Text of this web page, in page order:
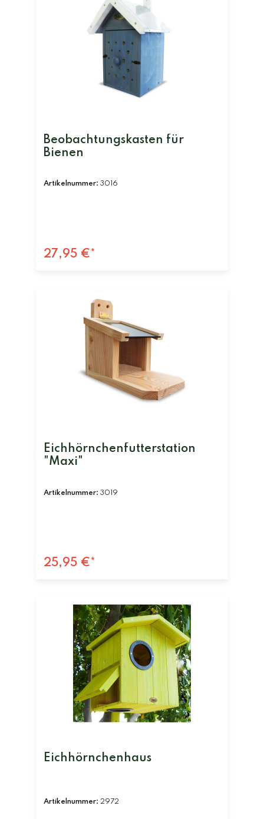
Beobachtungskasten für
Bienen
Artikelnummer: 3016
27,95 €*
Eichhörnchenfutterstation
"Maxi"
Artikelnummer: 3019
25,95 €*
Eichhörnchenhaus
Artikelnummer: 2972